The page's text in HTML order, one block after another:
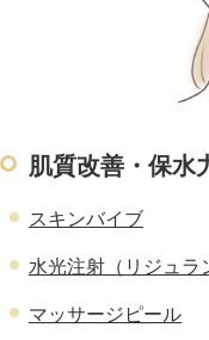
肌質改善・保水
スキンバイブ
水光注射（リジュラ
マッサージピール